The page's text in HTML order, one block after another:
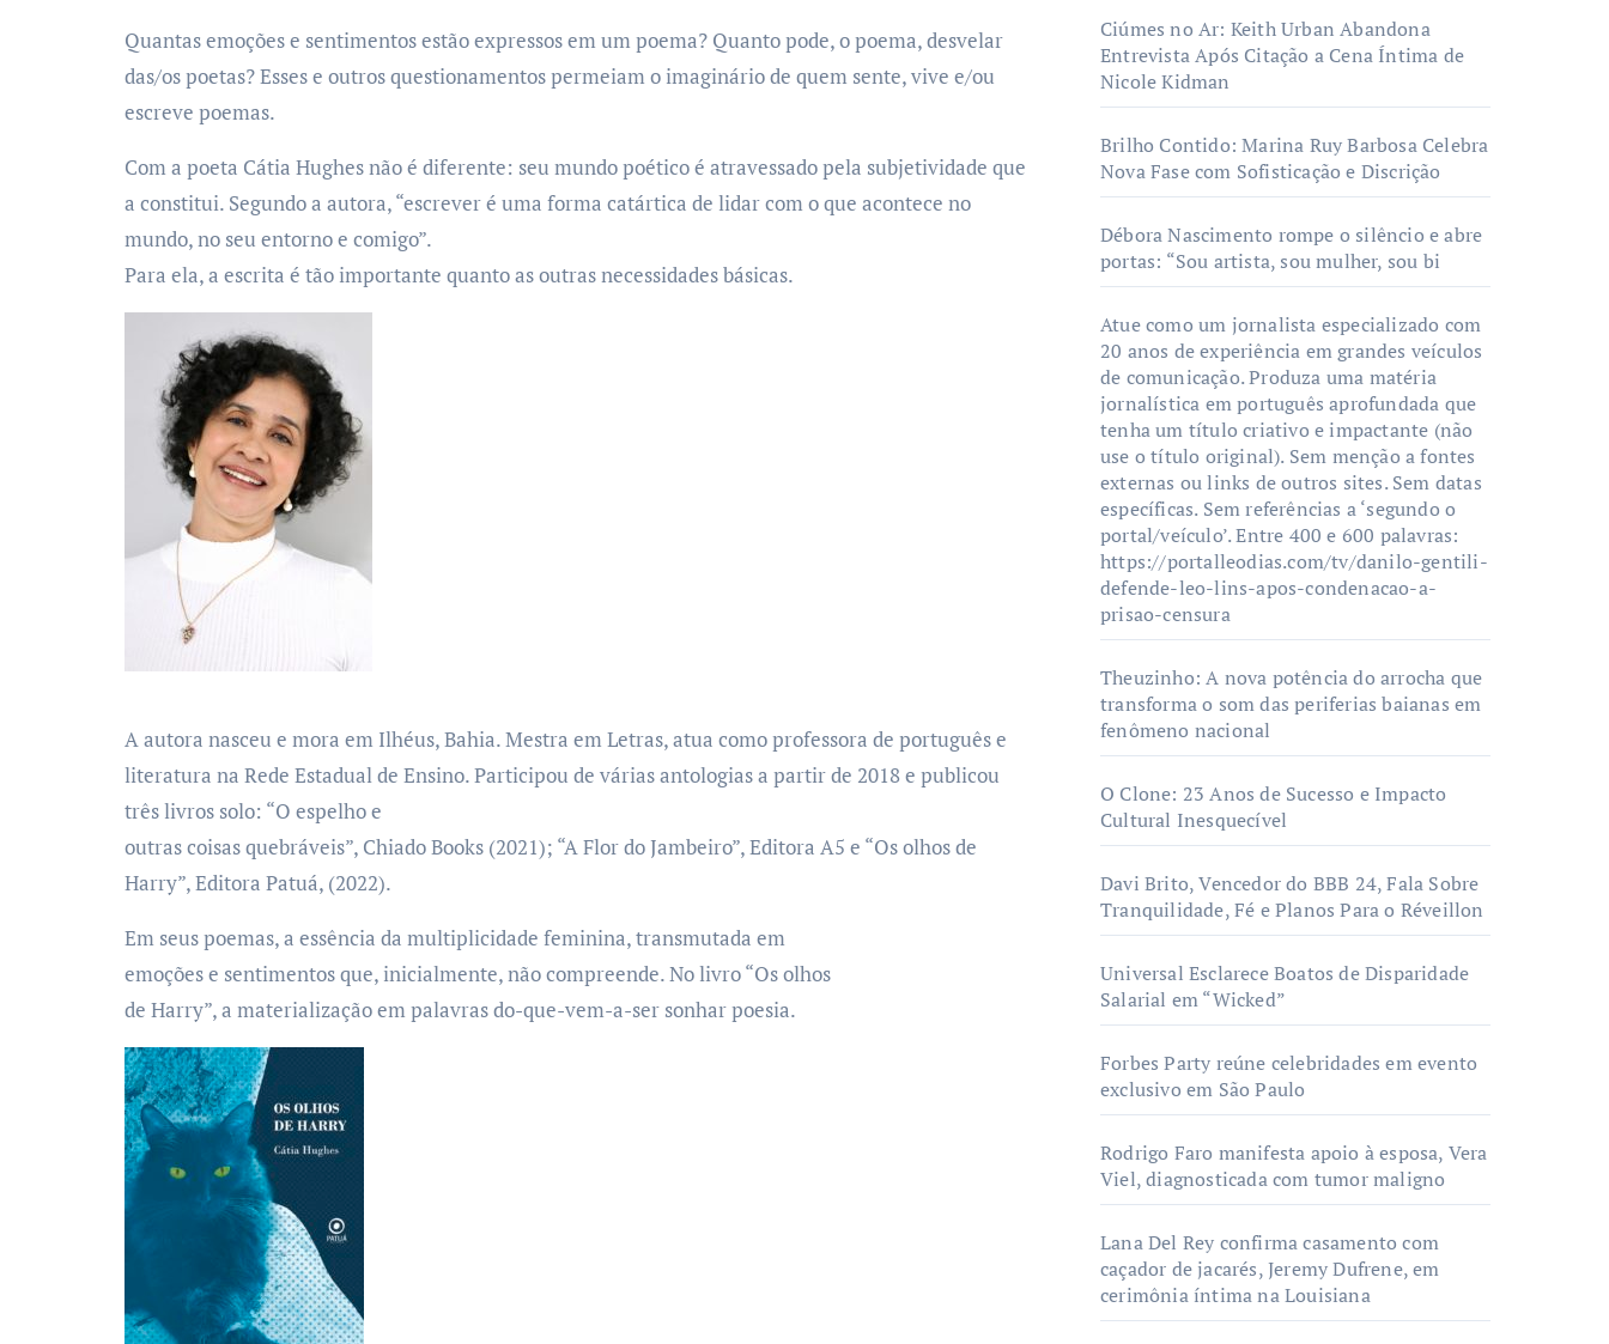
Quantas emoções e sentimentos estão expressos em um poema? Quanto pode, o poema, desvelar
das/os poetas? Esses e outros questionamentos permeiam o imaginário de quem sente, vive e/ou
escreve poemas.
Com a poeta Cátia Hughes não é diferente: seu mundo poético é atravessado pela subjetividade que
a constitui. Segundo a autora, “escrever é uma forma catártica de lidar com o que acontece no
mundo, no seu entorno e comigo”.
Para ela, a escrita é tão importante quanto as outras necessidades básicas.
A autora nasceu e mora em Ilhéus, Bahia. Mestra em Letras, atua como professora de português e
literatura na Rede Estadual de Ensino. Participou de várias antologias a partir de 2018 e publicou
três livros solo: “O espelho e
outras coisas quebráveis”, Chiado Books (2021); “A Flor do Jambeiro”, Editora A5 e “Os olhos de
Harry”, Editora Patuá, (2022).
Em seus poemas, a essência da multiplicidade feminina, transmutada em
emoções e sentimentos que, inicialmente, não compreende. No livro “Os olhos
de Harry”, a materialização em palavras do-que-vem-a-ser sonhar poesia.
Ciúmes no Ar: Keith Urban Abandona
Entrevista Após Citação a Cena Íntima de
Nicole Kidman
Brilho Contido: Marina Ruy Barbosa Celebra
Nova Fase com Sofisticação e Discrição
Débora Nascimento rompe o silêncio e abre
portas: “Sou artista, sou mulher, sou bi
Atue como um jornalista especializado com
20 anos de experiência em grandes veículos
de comunicação. Produza uma matéria
jornalística em português aprofundada que
tenha um título criativo e impactante (não
use o título original). Sem menção a fontes
externas ou links de outros sites. Sem datas
específicas. Sem referências a ‘segundo o
portal/veículo’. Entre 400 e 600 palavras:
https://portalleodias.com/tv/danilo-gentili-
defende-leo-lins-apos-condenacao-a-
prisao-censura
Theuzinho: A nova potência do arrocha que
transforma o som das periferias baianas em
fenômeno nacional
O Clone: 23 Anos de Sucesso e Impacto
Cultural Inesquecível
Davi Brito, Vencedor do BBB 24, Fala Sobre
Tranquilidade, Fé e Planos Para o Réveillon
Universal Esclarece Boatos de Disparidade
Salarial em “Wicked”
Forbes Party reúne celebridades em evento
exclusivo em São Paulo
Rodrigo Faro manifesta apoio à esposa, Vera
Viel, diagnosticada com tumor maligno
Lana Del Rey confirma casamento com
caçador de jacarés, Jeremy Dufrene, em
cerimônia íntima na Louisiana